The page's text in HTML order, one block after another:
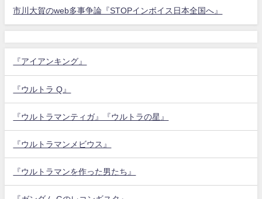
市川大賀のweb多事争論『STOPインボイス日本全国へ』
『アイアンキング』
『ウルトラ Q』
『ウルトラマンティガ』『ウルトラの星』
『ウルトラマンメビウス』
『ウルトラマンを作った男たち』